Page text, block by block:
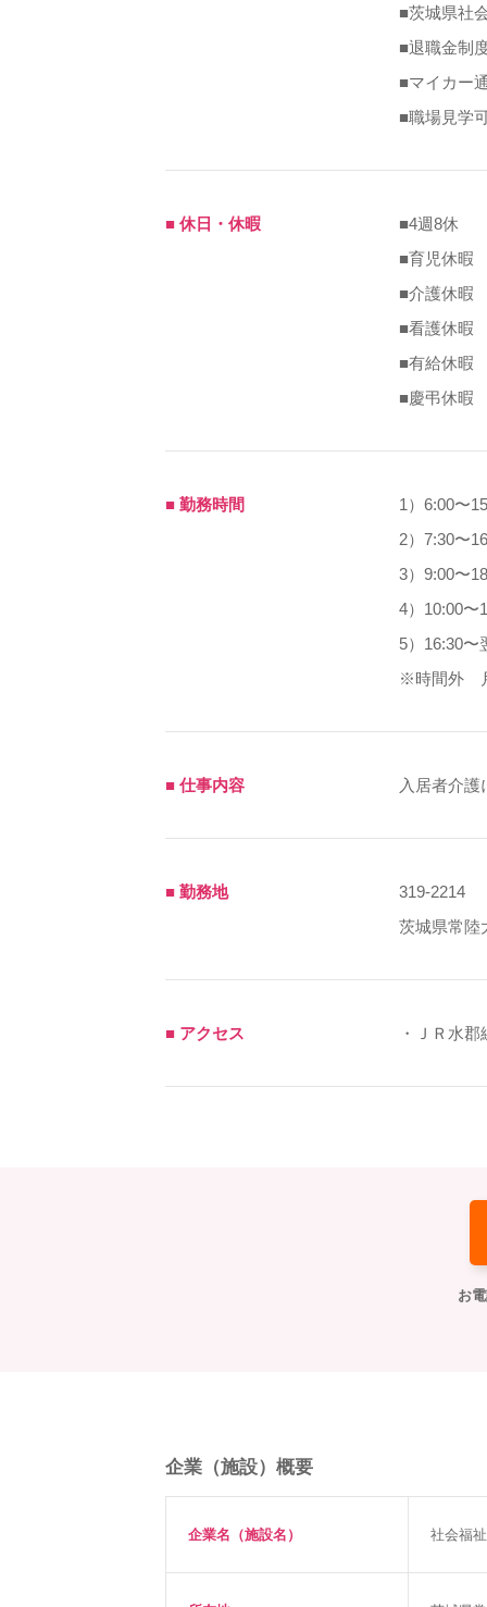
■茨城県社
■退職金制
■マイカー
■職場見学
■ 休日・休暇
■4週8休
■育児休暇
■介護休暇
■看護休暇
■有給休暇
■慶弔休暇
■ 勤務時間
1）6:00〜
2）7:30〜
3）9:00〜
4）10:00〜
5）16:30〜
※時間外
■ 仕事内容 入居者介護
■ 勤務地
319-2214
茨城県常陸
■ アクセス ・ＪＲ水
お
企業（施設）概要
企業名（施設名） 社会福